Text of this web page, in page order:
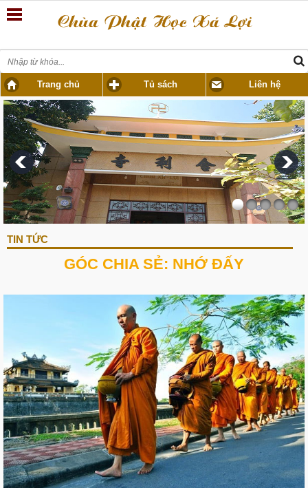
Trang chủ Tủ sách Liên hệ
TIN TỨC
GÓC CHIA SẺ: NHỚ ĐẤY